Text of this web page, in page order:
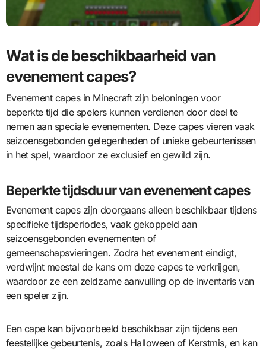
Wat is de beschikbaarheid van
evenement capes?
Evenement capes in Minecraft zijn beloningen voor
beperkte tijd die spelers kunnen verdienen door deel te
nemen aan speciale evenementen. Deze capes vieren vaak
seizoensgebonden gelegenheden of unieke gebeurtenissen
in het spel, waardoor ze exclusief en gewild zijn.
Beperkte tijdsduur van evenement capes
Evenement capes zijn doorgaans alleen beschikbaar tijdens
specifieke tijdsperiodes, vaak gekoppeld aan
seizoensgebonden evenementen of
gemeenschapsvieringen. Zodra het evenement eindigt,
verdwijnt meestal de kans om deze capes te verkrijgen,
waardoor ze een zeldzame aanvulling op de inventaris van
een speler zijn.
Een cape kan bijvoorbeeld beschikbaar zijn tijdens een
feestelijke gebeurtenis, zoals Halloween of Kerstmis, en kan